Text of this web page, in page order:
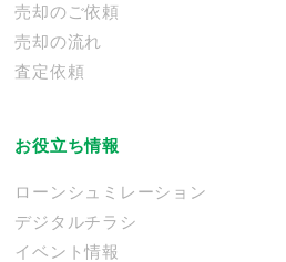
売却のご依頼
売却の流れ
査定依頼
お役立ち情報
ローンシュミレーション
デジタルチラシ
イベント情報